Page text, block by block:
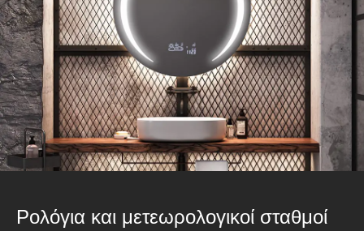
Ρολόγια και μετεωρολογικοί σταθμοί